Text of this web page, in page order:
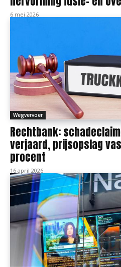
6 mei 2026
Wegvervoer
Rechtbank:
verjaard, prijsopslag
procent
16 april 2026